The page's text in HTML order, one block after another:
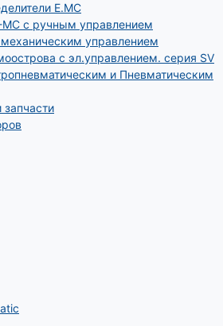
E.MC
MC с ручным управлением
управлением
с эл.управлением. серия SV
и Пневматическим